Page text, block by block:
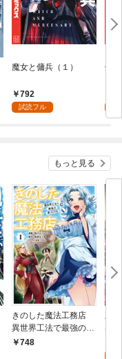
魔女と傭兵（１）
792
試読フル
信
ガ
９
『
（
もっと見る
きのした魔法工務店
異世界工法で最強の家
づくりを（コミック）
748
兆
る